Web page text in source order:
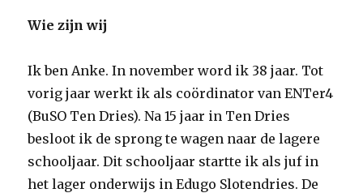
Wie zijn wij
Ik ben Anke. In november word ik 38 jaar. Tot
vorig jaar werkt ik als coördinator van ENTer4
(BuSO Ten Dries). Na 15 jaar in Ten Dries
besloot ik de sprong te wagen naar de lagere
schooljaar. Dit schooljaar startte ik als juf in
het lager onderwijs in Edugo Slotendries. De